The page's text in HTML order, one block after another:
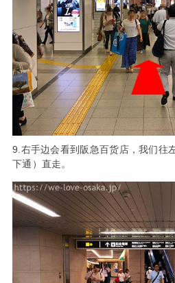
9.右手边会看到阪急百货店，我们往
下通）直走。